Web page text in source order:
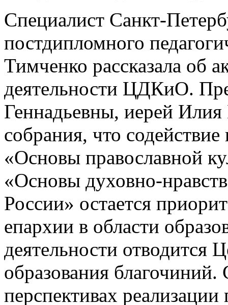
Специалист Санкт-
постдипломного
Тимченко рассказала об
деятельности ЦДКиО.
Геннадьевны, иерей
собрания, что
«Основы православной
«Основы духовно-
России» остается
епархии в области
деятельности отводится
образования
перспективах